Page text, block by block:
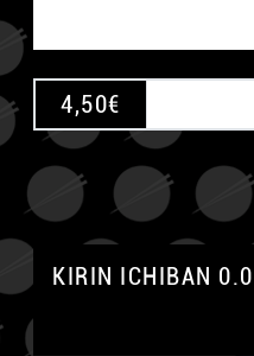
4,50€
KIRIN ICHIBAN 0.0